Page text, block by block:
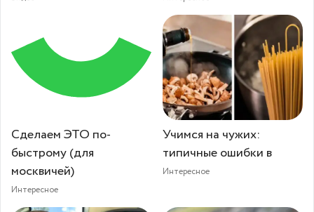
Сделаем ЭТО по-
быстрому (для
москвичей)
Интересное
Учимся на чужих:
типичные ошибки в
Интересное